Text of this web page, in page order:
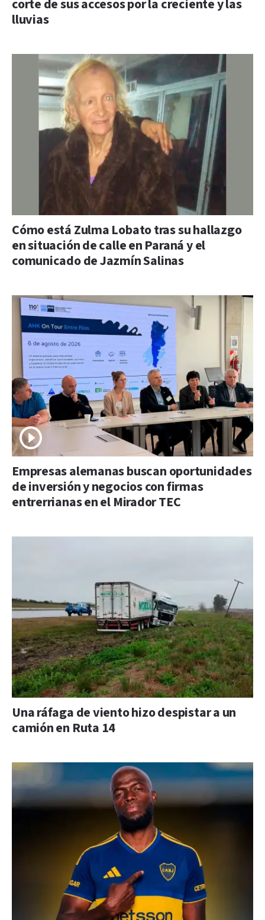
corte de sus accesos por la creciente y las
lluvias
Cómo está Zulma Lobato tras su hallazgo
en situación de calle en Paraná y el
comunicado de Jazmín Salinas
Empresas alemanas buscan oportunidades
de inversión y negocios con firmas
entrerrianas en el Mirador TEC
Una ráfaga de viento hizo despistar a un
camión en Ruta 14